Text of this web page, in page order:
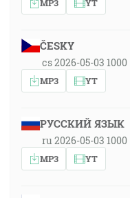
ČESKY
cs 2026-05-03 1000
MP3 YT
РУССКИЙ ЯЗЫК
ru 2026-05-03 1000
MP3 YT